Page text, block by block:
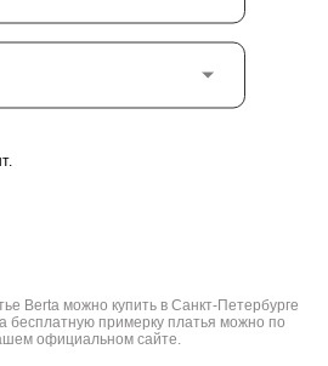
Berta можно купить в Санкт-Петербурге
бесплатную примерку платья можно по
официальном сайте.